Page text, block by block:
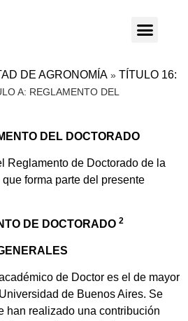
DE AGRONOMÍA » TÍTULO 16:
A: REGLAMENTO DEL
DEL DOCTORADO
Reglamento de Doctorado de la
forma parte del presente
DE DOCTORADO 2
de Doctor es el de mayor
de Buenos Aires. Se
han realizado una contribución